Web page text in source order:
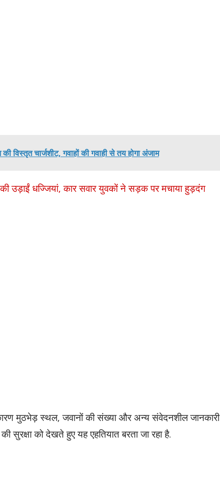
चार्जशीट, गवाहों की गवाही से तय होगा अंजाम
उड़ाईं धज्जियां, कार सवार युवकों ने सड़क पर मचाया हुड़दंग
मुठभेड़ स्थल, जवानों की संख्या और अन्य संवेदनशील जानकारी
सुरक्षा को देखते हुए यह एहतियात बरता जा रहा है.